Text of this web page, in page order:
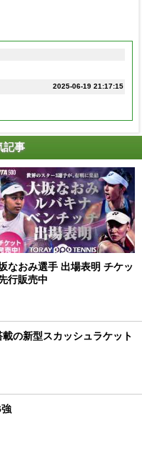
2025-06-19 21:17:15
記事
なおみ選手 出場表明 チケッ
行販売中
の新型スカッシュラケット